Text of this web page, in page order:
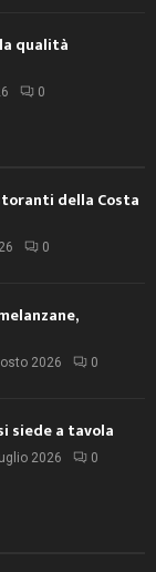
qualità
0
della Costa
0
2026 0
siede a tavola
2026 0